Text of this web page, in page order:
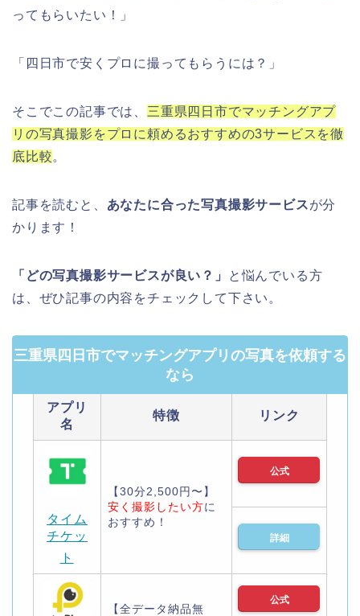
ってもらいたい！」
「四日市で安くプロに撮ってもらうには？」
そこでこの記事では、 三重県四日市でマッチングアプ
リの写真撮影をプロに頼めるおすすめの3サービスを徹
底比較。
記事を読むと、 あなたに合った写真撮影サービスが分
かります！
「どの写真撮影サービスが良い？」
と悩んでいる方
は、ぜひ記事の内容をチェックして下さい。
三重県四日市でマッチングアプリの写真を依頼する
なら
アプリ
名
特徴 リンク
タイム
チケッ
ト
【30分2,500円〜】
安く撮影したい方に
おすすめ！
公式
詳細
【全データ納品無
公式